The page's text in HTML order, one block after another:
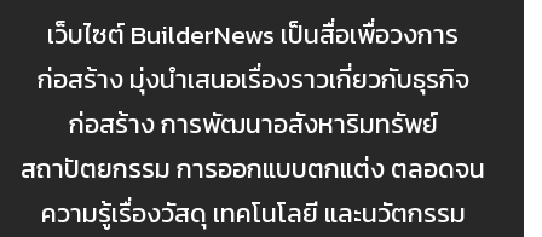
เว็บไซต์ BuilderNews เป็นสื่อเพื่อวงการ
ก่อสร้าง มุ่งนำเสนอเรื่องราวเกี่ยวกับธุรกิจ
ก่อสร้าง การพัฒนาอสังหาริมทรัพย์
สถาปัตยกรรม การออกแบบตกแต่ง ตลอดจน
ความรู้เรื่องวัสดุ เทคโนโลยี และนวัตกรรม